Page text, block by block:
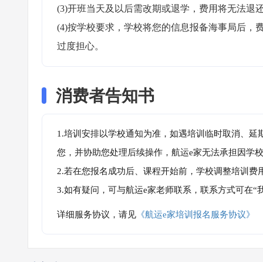
(3)开班当天及以后需改期或退学，费用将无法退
(4)按学校要求，学校将您的信息报备海事局后，
过度担心。
消费者告知书
1.培训安排以学校通知为准，如遇培训临时取消、
您，并协助您处理后续操作，航运e家无法承担因学
2.若在您报名成功后、课程开始前，学校调整培训
3.如有疑问，可与航运e家老师联系，联系方式可在
详细服务协议，请见 《航运e家培训报名服务协议》